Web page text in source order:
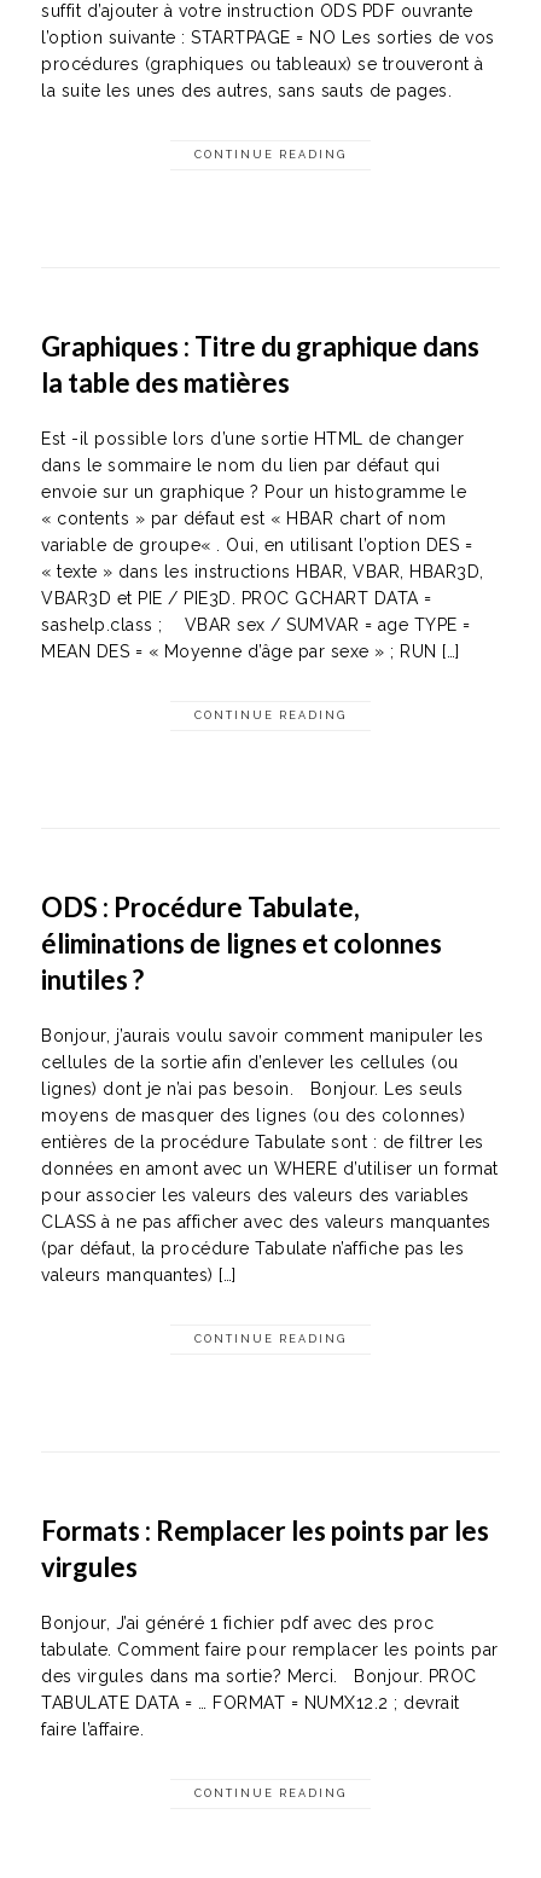
suffit d’ajouter à votre instruction ODS PDF ouvrante
l’option suivante : STARTPAGE = NO Les sorties de vos
procédures (graphiques ou tableaux) se trouveront à
la suite les unes des autres, sans sauts de pages.
CONTINUE READING
Graphiques : Titre du graphique dans
la table des matières
Est -il possible lors d’une sortie HTML de changer
dans le sommaire le nom du lien par défaut qui
envoie sur un graphique ? Pour un histogramme le
« contents » par défaut est « HBAR chart of nom
variable de groupe« . Oui, en utilisant l’option DES =
« texte » dans les instructions HBAR, VBAR, HBAR3D,
VBAR3D et PIE / PIE3D. PROC GCHART DATA =
sashelp.class ; VBAR sex / SUMVAR = age TYPE =
MEAN DES = « Moyenne d’âge par sexe » ; RUN […]
CONTINUE READING
ODS : Procédure Tabulate,
éliminations de lignes et colonnes
inutiles ?
Bonjour, j’aurais voulu savoir comment manipuler les
cellules de la sortie afin d’enlever les cellules (ou
lignes) dont je n’ai pas besoin. Bonjour. Les seuls
moyens de masquer des lignes (ou des colonnes)
entières de la procédure Tabulate sont : de filtrer les
données en amont avec un WHERE d’utiliser un format
pour associer les valeurs des valeurs des variables
CLASS à ne pas afficher avec des valeurs manquantes
(par défaut, la procédure Tabulate n’affiche pas les
valeurs manquantes) […]
CONTINUE READING
Formats : Remplacer les points par les
virgules
Bonjour, J’ai généré 1 fichier pdf avec des proc
tabulate. Comment faire pour remplacer les points par
des virgules dans ma sortie? Merci. Bonjour. PROC
TABULATE DATA = … FORMAT = NUMX12.2 ; devrait
faire l’affaire.
CONTINUE READING